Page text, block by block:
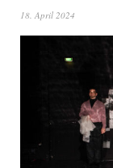
18. April 2024